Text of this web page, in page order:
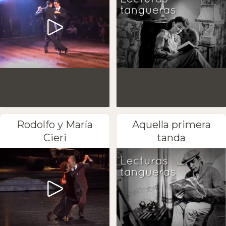
Rodolfo y María
Cieri
Aquella primera
tanda